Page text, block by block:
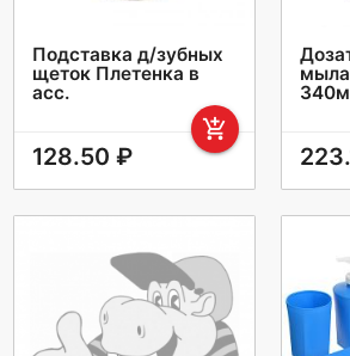
Подставка д/зубных
щеток Плетенка в
асс.
add_shopping_cart
128.50 ₽